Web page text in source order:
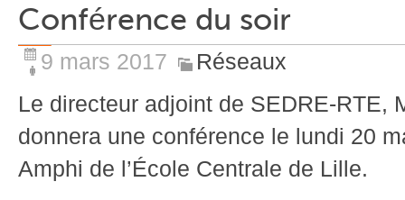
Outils et moyens
expérimentaux
Plateformes
Rayonnement
Publications
Equipe Electronique de
puissance
Equipe Outils et
Conférence du soir
9 mars 2017
Réseaux
Le directeur adjoint de SEDRE-RTE,
donnera une conférence le lundi 20
Amphi de l’École Centrale de Lille.